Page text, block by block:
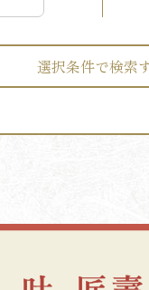
選択条件で検索